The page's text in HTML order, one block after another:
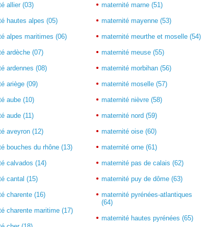
allier (03)
hautes alpes (05)
alpes maritimes (06)
ardèche (07)
ardennes (08)
ariège (09)
aube (10)
aude (11)
aveyron (12)
bouches du rhône (13)
calvados (14)
cantal (15)
charente (16)
charente maritime (17)
maternité marne (51)
maternité mayenne (53)
maternité meurthe et moselle (54)
maternité meuse (55)
maternité morbihan (56)
maternité moselle (57)
maternité nièvre (58)
maternité nord (59)
maternité oise (60)
maternité orne (61)
maternité pas de calais (62)
maternité puy de dôme (63)
maternité pyrénées-atlantiques
(64)
maternité hautes pyrénées (65)